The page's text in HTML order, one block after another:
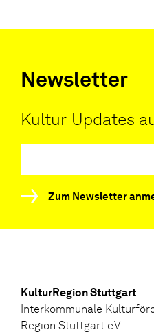
Newsletter
Kultur-Updates
Zum Newsletter
KulturRegion Stuttgart
Interkommunale
Region Stuttgart e.V.